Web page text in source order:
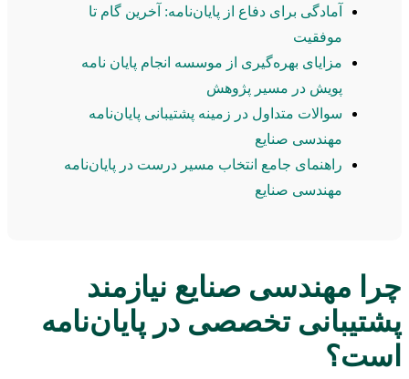
آمادگی برای دفاع از پایان‌نامه: آخرین گام تا
موفقیت
مزایای بهره‌گیری از موسسه انجام پایان نامه
پویش در مسیر پژوهش
سوالات متداول در زمینه پشتیبانی پایان‌نامه
مهندسی صنایع
راهنمای جامع انتخاب مسیر درست در پایان‌نامه
مهندسی صنایع
چرا مهندسی صنایع نیازمند
پشتیبانی تخصصی در پایان‌نامه
است؟